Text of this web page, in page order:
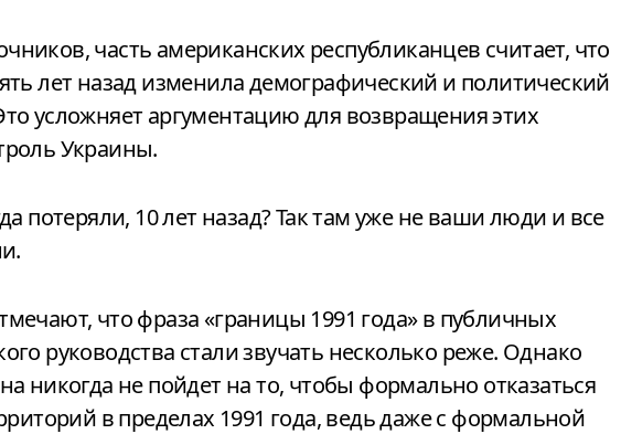
часть американских республиканцев считает, что
лет назад изменила демографический и политический
усложняет аргументацию для возвращения этих
Украины.
потеряли, 10 лет назад? Так там уже не ваши люди и все
что фраза «границы 1991 года» в публичных
руководства стали звучать несколько реже. Однако
никогда не пойдет на то, чтобы формально отказаться
в пределах 1991 года, ведь даже с формальной